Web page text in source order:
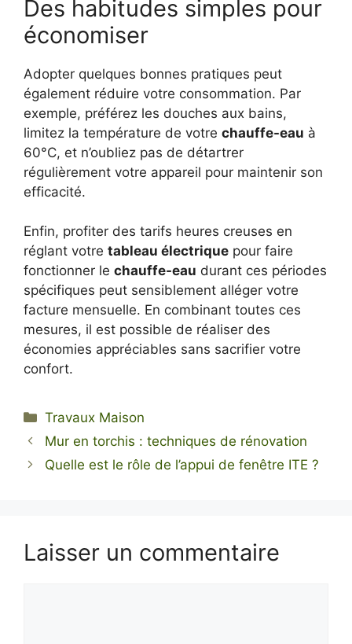
Des habitudes simples pour
économiser
Adopter quelques bonnes pratiques peut
également réduire votre consommation. Par
exemple, préférez les douches aux bains,
limitez la température de votre chauffe-eau à
60°C, et n’oubliez pas de détartrer
régulièrement votre appareil pour maintenir son
efficacité.
Enfin, profiter des tarifs heures creuses en
réglant votre tableau électrique pour faire
fonctionner le chauffe-eau durant ces périodes
spécifiques peut sensiblement alléger votre
facture mensuelle. En combinant toutes ces
mesures, il est possible de réaliser des
économies appréciables sans sacrifier votre
confort.
Catégories
Travaux Maison
Mur en torchis : techniques de rénovation
Quelle est le rôle de l’appui de fenêtre ITE ?
Laisser un commentaire